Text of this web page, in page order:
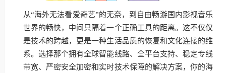
从“海外无法看爱奇艺”的无奈，到自由畅游国内影视音乐
世界的畅快，中间只隔着一个正确工具的距离。这不仅仅
是技术的跨越，更是一种生活品质的恢复和文化连接的维
系。选择那个拥有全球智能线路、全平台支持、稳定专线
带宽、严密安全加密和实时技术保障的解决方案，你的海